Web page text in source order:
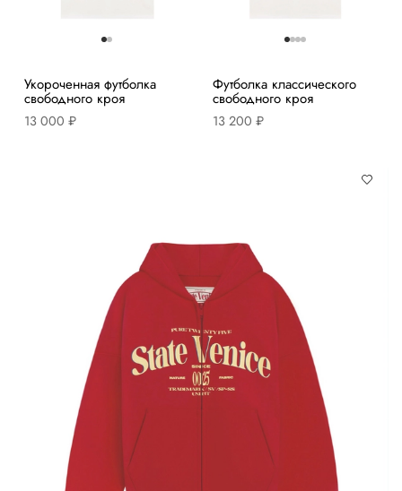
Укороченная футболка
свободного кроя
13 000 ₽
Футболка классического
свободного кроя
13 200 ₽